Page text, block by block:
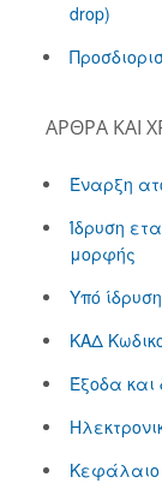
drop)
ΆΡΘΡΑ ΚΑΙ
Έναρξη
Ίδρυση
μορφής
Υπό
ΚΑΔ
Έξοδα και
Κεφάλαιο